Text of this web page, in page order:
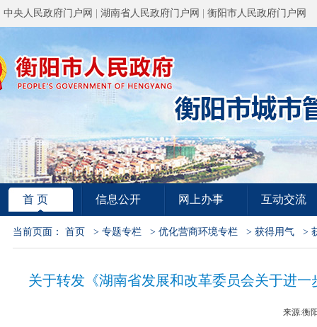
中央人民政府门户网 湖南省人民政府门户网 衡阳市人民政府门户网
首 页 信息公开 网上办事 互动交流
当前页面： 首页 > 专题专栏 > 优化营商环境专栏 > 获得用气 >
关于转发《湖南省发展和改革委员会关于进
来源:衡